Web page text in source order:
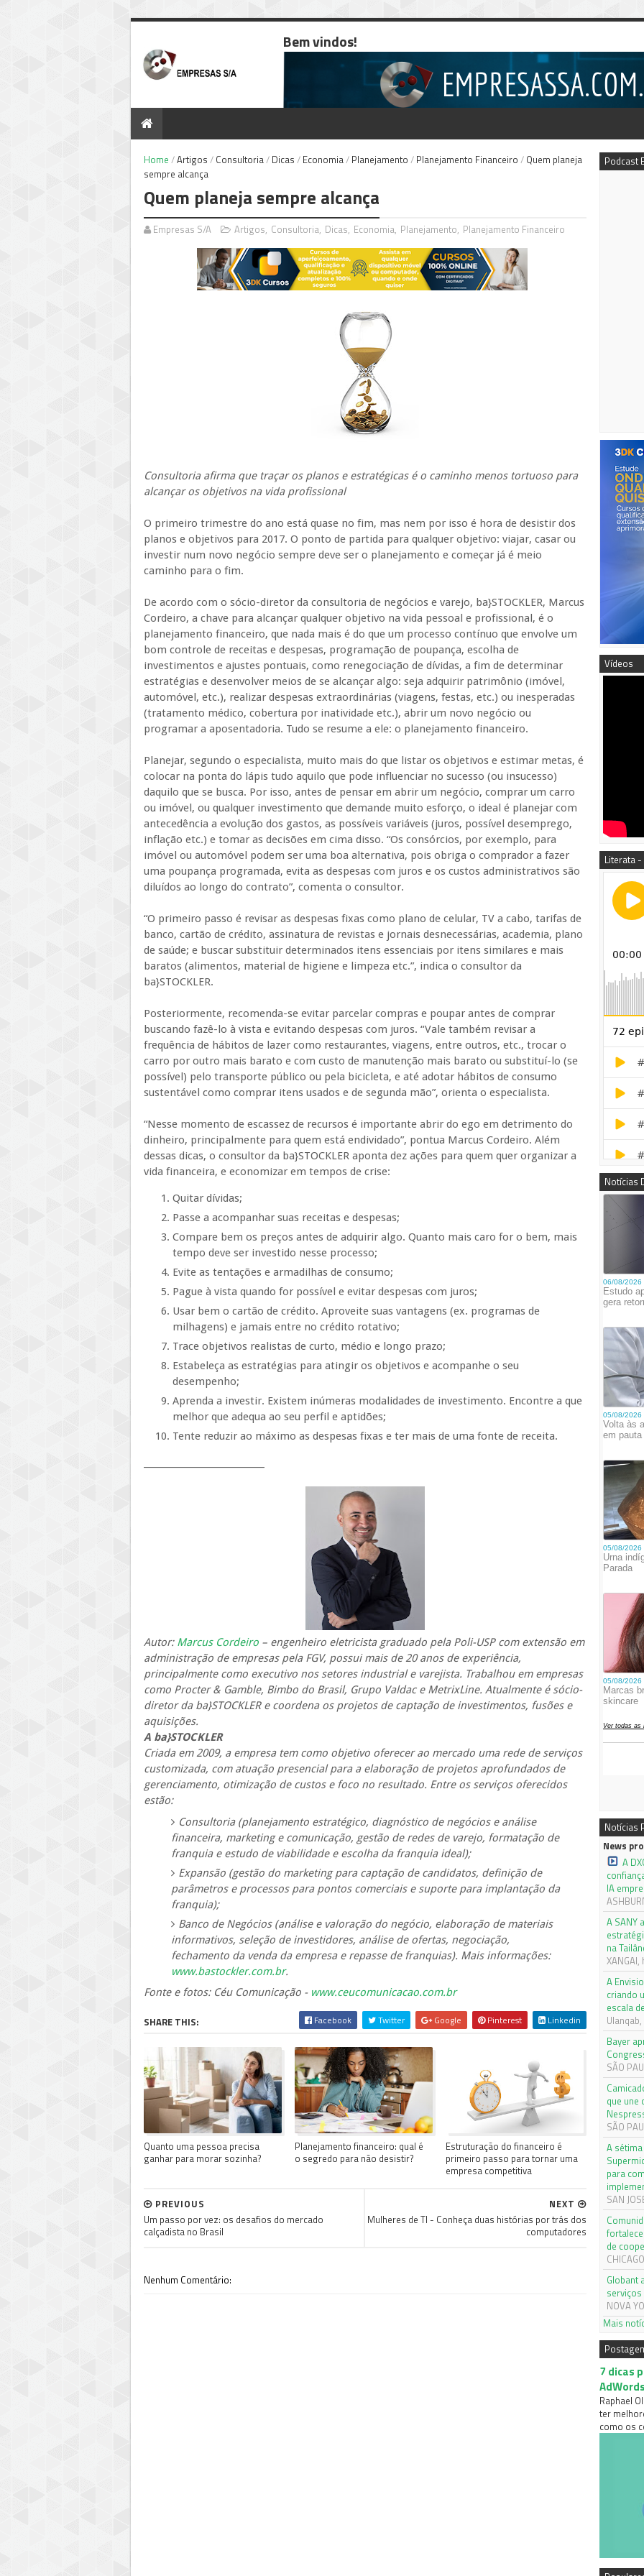
Bem vindos!
Home /Artigos / Consultoria/ Dicas / Economia/ Planejamento / Planejamento Financeiro / Quem planeja
sempre alcança
Quem planeja sempre alcança
Empresas S/A Artigos, Consultoria, Dicas, Economia, Planejamento, Planejamento Financeiro
Consultoria afirma que traçar os planos e estratégicas é o caminho menos tortuoso para
alcançar os objetivos na vida profissional
O primeiro trimestre do ano está quase no fim, mas nem por isso é hora de desistir dos
planos e objetivos para 2017. O ponto de partida para qualquer objetivo: viajar, casar ou
investir num novo negócio sempre deve ser o planejamento e começar já é meio
caminho para o fim.
De acordo com o sócio-diretor da consultoria de negócios e varejo, ba}STOCKLER, Marcus
Cordeiro, a chave para alcançar qualquer objetivo na vida pessoal e profissional, é o
planejamento financeiro, que nada mais é do que um processo contínuo que envolve um
bom controle de receitas e despesas, programação de poupança, escolha de
investimentos e ajustes pontuais, como renegociação de dívidas, a fim de determinar
estratégias e desenvolver meios de se alcançar algo: seja adquirir patrimônio (imóvel,
automóvel, etc.), realizar despesas extraordinárias (viagens, festas, etc.) ou inesperadas
(tratamento médico, cobertura por inatividade etc.), abrir um novo negócio ou
programar a aposentadoria. Tudo se resume a ele: o planejamento financeiro.
Planejar, segundo o especialista, muito mais do que listar os objetivos e estimar metas, é
colocar na ponta do lápis tudo aquilo que pode influenciar no sucesso (ou insucesso)
daquilo que se busca. Por isso, antes de pensar em abrir um negócio, comprar um carro
ou imóvel, ou qualquer investimento que demande muito esforço, o ideal é planejar com
antecedência a evolução dos gastos, as possíveis variáveis (juros, possível desemprego,
inflação etc.) e tomar as decisões em cima disso. “Os consórcios, por exemplo, para
imóvel ou automóvel podem ser uma boa alternativa, pois obriga o comprador a fazer
uma poupança programada, evita as despesas com juros e os custos administrativos são
diluídos ao longo do contrato”, comenta o consultor.
“O primeiro passo é revisar as despesas fixas como plano de celular, TV a cabo, tarifas de
banco, cartão de crédito, assinatura de revistas e jornais desnecessárias, academia, plano
de saúde; e buscar substituir determinados itens essenciais por itens similares e mais
baratos (alimentos, material de higiene e limpeza etc.”, indica o consultor da
ba}STOCKLER.
Posteriormente, recomenda-se evitar parcelar compras e poupar antes de comprar
buscando fazê-lo à vista e evitando despesas com juros. “Vale também revisar a
frequência de hábitos de lazer como restaurantes, viagens, entre outros, etc., trocar o
carro por outro mais barato e com custo de manutenção mais barato ou substituí-lo (se
possível) pelo transporte público ou pela bicicleta, e até adotar hábitos de consumo
sustentável como comprar itens usados e de segunda mão”, orienta o especialista.
“Nesse momento de escassez de recursos é importante abrir do ego em detrimento do
dinheiro, principalmente para quem está endividado”, pontua Marcus Cordeiro. Além
dessas dicas, o consultor da ba}STOCKLER aponta dez ações para quem quer organizar a
vida financeira, e economizar em tempos de crise:
Quitar dívidas;
Passe a acompanhar suas receitas e despesas;
Compare bem os preços antes de adquirir algo. Quanto mais caro for o bem, mais
tempo deve ser investido nesse processo;
Evite as tentações e armadilhas de consumo;
Pague à vista quando for possível e evitar despesas com juros;
Usar bem o cartão de crédito. Aproveite suas vantagens (ex. programas de
milhagens) e jamais entre no crédito rotativo;
Trace objetivos realistas de curto, médio e longo prazo;
Estabeleça as estratégias para atingir os objetivos e acompanhe o seu
desempenho;
Aprenda a investir. Existem inúmeras modalidades de investimento. Encontre a que
melhor que adequa ao seu perfil e aptidões;
Tente reduzir ao máximo as despesas fixas e ter mais de uma fonte de receita.
Autor: Marcus Cordeiro – engenheiro eletricista graduado pela Poli-USP com extensão em
administração de empresas pela FGV, possui mais de 20 anos de experiência,
principalmente como executivo nos setores industrial e varejista. Trabalhou em empresas
como Procter & Gamble, Bimbo do Brasil, Grupo Valdac e MetrixLine. Atualmente é sócio-
diretor da ba}STOCKLER e coordena os projetos de captação de investimentos, fusões e
aquisições.
A ba}STOCKLER
Criada em 2009, a empresa tem como objetivo oferecer ao mercado uma rede de serviços
customizada, com atuação presencial para a elaboração de projetos aprofundados de
gerenciamento, otimização de custos e foco no resultado. Entre os serviços oferecidos
estão:
Consultoria (planejamento estratégico, diagnóstico de negócios e análise
financeira, marketing e comunicação, gestão de redes de varejo, formatação de
franquia e estudo de viabilidade e escolha da franquia ideal);
Expansão (gestão do marketing para captação de candidatos, definição de
parâmetros e processos para pontos comerciais e suporte para implantação da
franquia);
Banco de Negócios (análise e valoração do negócio, elaboração de materiais
informativos, seleção de investidores, análise de ofertas, negociação,
fechamento da venda da empresa e repasse de franquias). Mais informações:
www.bastockler.com.br.
Fonte e fotos: Céu Comunicação - www.ceucomunicacao.com.br
SHARE THIS: Facebook Twitter Google Pinterest Linkedin
Quanto uma pessoa precisa
ganhar para morar sozinha?
Planejamento financeiro: qual é
o segredo para não desistir?
Estruturação do financeiro é
primeiro passo para tornar uma
empresa competitiva
NEXT
Mulheres de TI - Conheça duas histórias por trás dos
computadores
PREVIOUS
Um passo por vez: os desafios do mercado
calçadista no Brasil
Nenhum Comentário:
Podcast
Vídeos
Literata
Notícias
Notícias
News
A
IA
A SANY
na
A
criando
escala
Bayer
SÃO
que une
SÃO
A
para
SAN
de
Globant
serviços
NOVA
Mais
7 dicas
Raphael
ter
como os